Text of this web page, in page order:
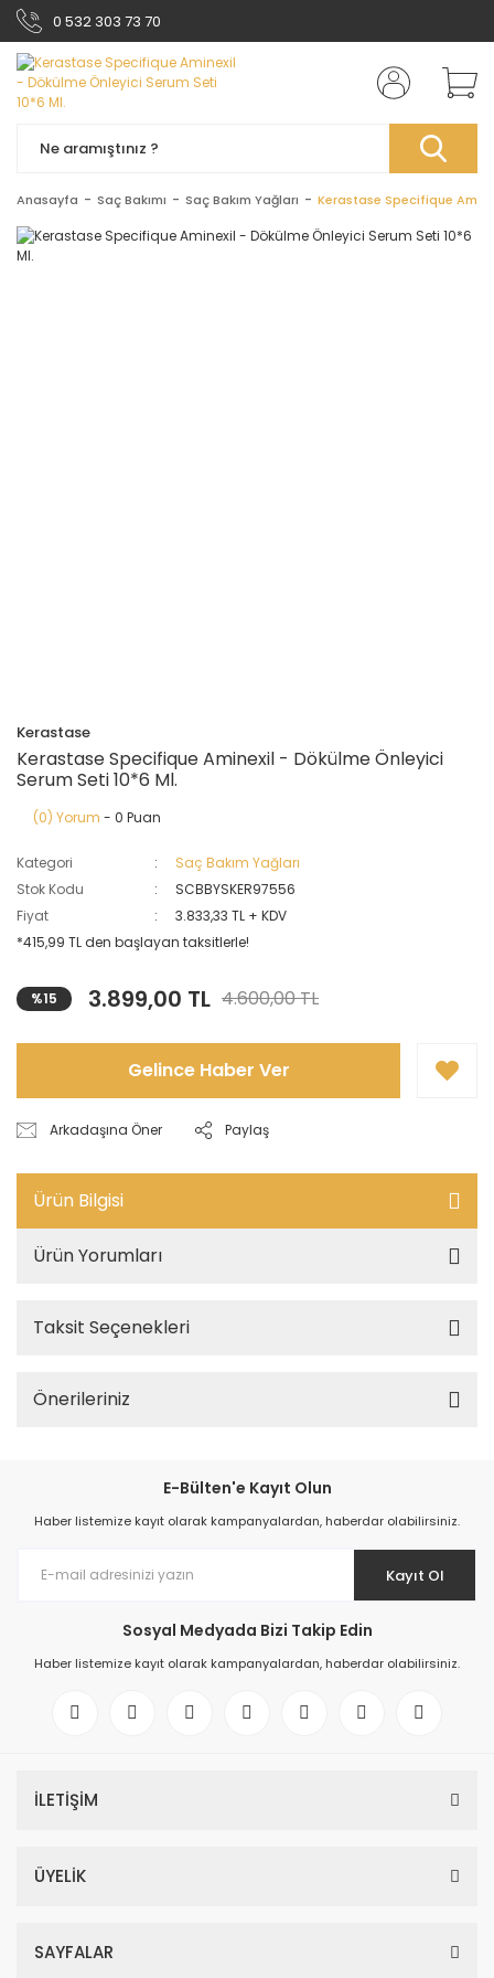
0 532 303 73 70
Anasayfa Saç Bakımı Saç Bakım Yağları Kerastase Specifique
Kerastase
Kerastase Specifique Aminexil - Dökülme Önleyici
Serum Seti 10*6 Ml.
(0) Yorum - 0 Puan
Kategori
Saç Bakım Yağları
Stok Kodu
SCBBYSKER97556
Fiyat
3.833,33 TL + KDV
*415,99 TL den başlayan taksitlerle!
%15 3.899,00 TL 4.600,00 TL
Gelince Haber Ver
Arkadaşına Öner Paylaş
Ürün Bilgisi
Ürün Yorumları
Taksit Seçenekleri
Önerileriniz
E-Bülten'e Kayıt Olun
Haber listemize kayıt olarak kampanyalardan, haberdar olabilirsiniz.
Kayıt Ol
Sosyal Medyada Bizi Takip Edin
Haber listemize kayıt olarak kampanyalardan, haberdar olabilirsiniz.
İLETİŞİM
ÜYELİK
SAYFALAR